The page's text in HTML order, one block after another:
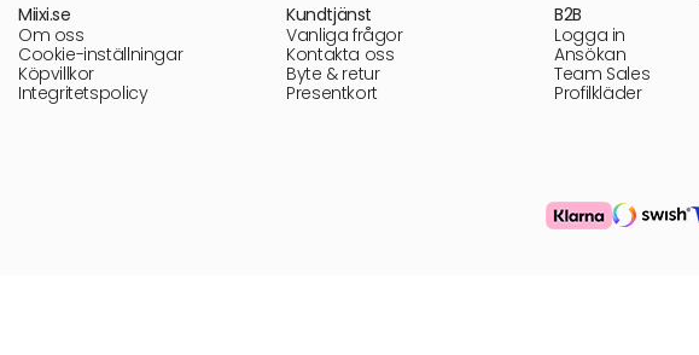
Miixi.se
Om oss
Cookie-inställningar
Köpvillkor
Integritetspolicy
Kundtjänst
Vanliga frågor
Kontakta oss
Byte & retur
Presentkort
B2B
Logga in
Ansökan
Team Sales
Profilkläder